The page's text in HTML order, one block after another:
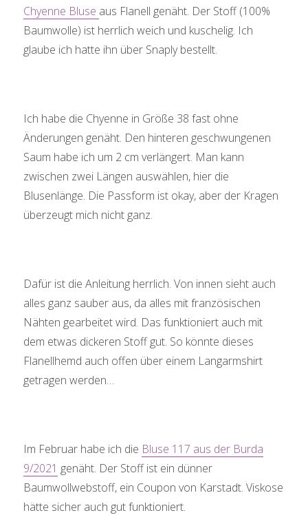
Chyenne Bluse aus Flanell genäht. Der Stoff (100%
Baumwolle) ist herrlich weich und kuschelig. Ich
glaube ich hatte ihn über Snaply bestellt.
Ich habe die Chyenne in Größe 38 fast ohne
Änderungen genäht. Den hinteren geschwungenen
Saum habe ich um 2 cm verlängert. Man kann
zwischen zwei Längen auswählen, hier die
Blusenlänge. Die Passform ist okay, aber der Kragen
überzeugt mich nicht ganz.
Dafür ist die Anleitung herrlich. Von innen sieht auch
alles ganz sauber aus, da alles mit französischen
Nähten gearbeitet wird. Das funktioniert auch mit
dem etwas dickeren Stoff gut. So könnte dieses
Flanellhemd auch offen über einem Langarmshirt
getragen werden…
Im Februar habe ich die Bluse 117 aus der Burda
9/2021 genäht. Der Stoff ist ein dünner
Baumwollwebstoff, ein Coupon von Karstadt. Viskose
hätte sicher auch gut funktioniert.